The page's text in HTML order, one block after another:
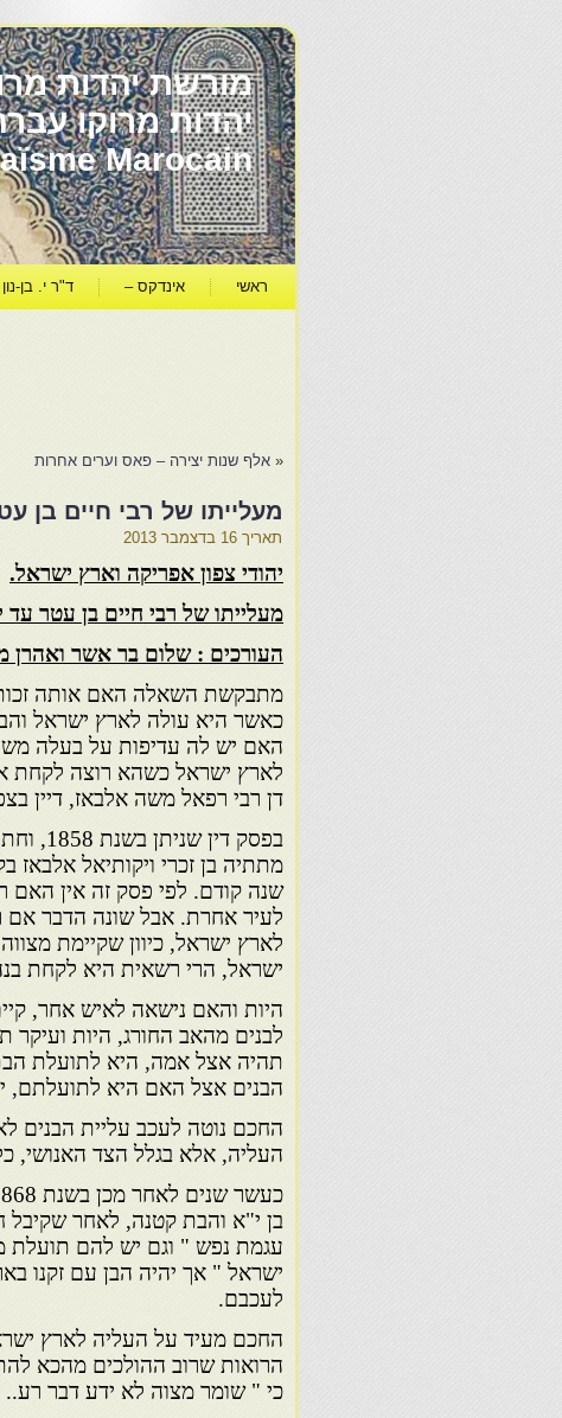
מורשת יהדות
Marocain
ראשי אינדקס – ד"ר י. בן-נון
« אלף שנות יצירה – פאס וערים אחרות
מעלייתו של רבי חיים בן
תאריך 16 בדצמבר 2013
יהודי צפון אפריקה וארץ ישראל.
מעלייתו של רבי חיים בן עטר עד
העורכים : שלום בר אשר ואהרן
מתבקשת השאלה האם אותה
כאשר היא עולה לארץ ישראל
האם יש לה עדיפות על בעלה
לארץ ישראל כשהא רוצה לקחת
דן רבי רפאל משה אלבאז, דיין בצפרו 1823 –
בפסק דין
מתתיה בן זכרי ויקותיאל
שנה קודם. לפי פסק זה אין האם
לעיר אחרת. אבל שונה הדבר אם
לארץ ישראל, כיוון שקיימת
ישראל, הרי רשאית היא לקחת
היות והאם נישאה לאיש אחר,
לבנים מהאב החורג, היות
תהיה אצל אמה, היא לתועלת
הבנים אצל האם היא לתועלתם,
החכם נוטה לעכב עליית הבנים
העליה, אלא בגלל הצד האנושי,
בן י"א והבת קטנה, לאחר שקיבל
עגמת נפש " וגם יש להם תועלת
ישראל " אך יהיה הבן עם זקנו
לעכבם.
החכם מעיד על העליה לארץ
הרואות שרוב ההולכים מהכא
כי " שומר מצוה לא ידע דבר רע..